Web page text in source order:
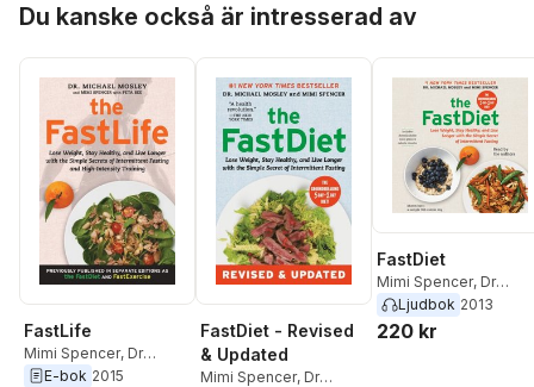
Du kanske också är intresserad av
FastLife
Mimi Spencer, Dr
Michael Mosley
E-bok 2015
FastDiet - Revised
& Updated
Mimi Spencer, Dr
FastDiet
Mimi Spencer, Dr
Michael Mosley
Ljudbok 2013
220 kr